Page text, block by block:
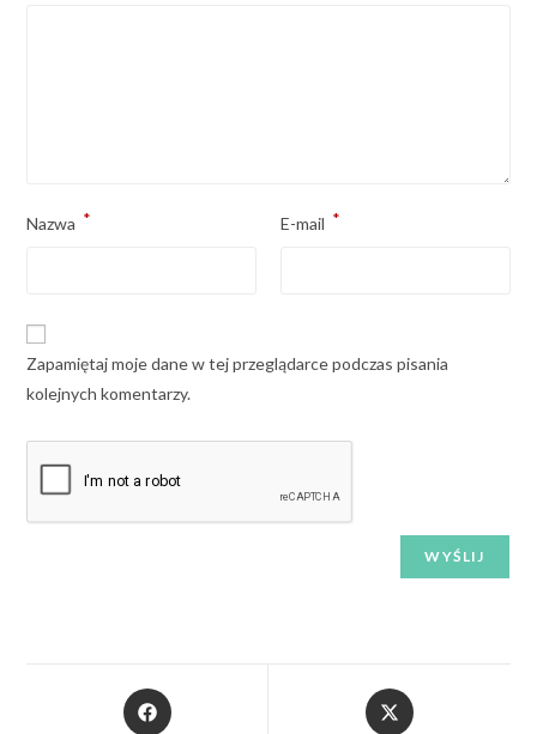
Nazwa * E-mail *
Zapamiętaj moje dane w tej przeglądarce podczas pisania
kolejnych komentarzy.